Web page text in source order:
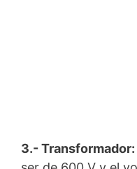
3.- Transformador: